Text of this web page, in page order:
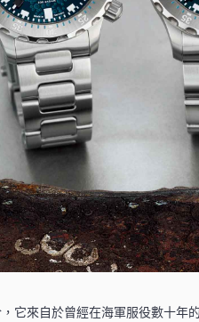
它來自於曾經在海軍服役數十